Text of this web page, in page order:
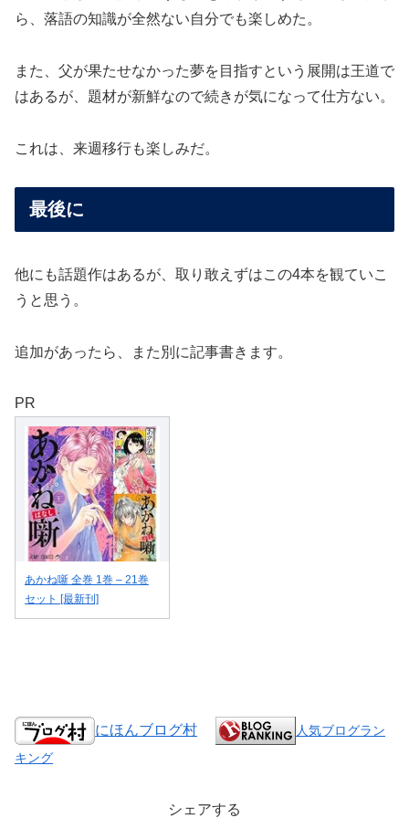
ら、落語の知識が全然ない自分でも楽しめた。
また、父が果たせなかった夢を目指すという展開は王道で
はあるが、題材が新鮮なので続きが気になって仕方ない。
これは、来週移行も楽しみだ。
最後に
他にも話題作はあるが、取り敢えずはこの4本を観ていこ
うと思う。
追加があったら、また別に記事書きます。
PR
あかね噺 全巻 1巻 – 21巻
セット [最新刊]
にほんブログ村
人気ブログラン
キング
シェアする